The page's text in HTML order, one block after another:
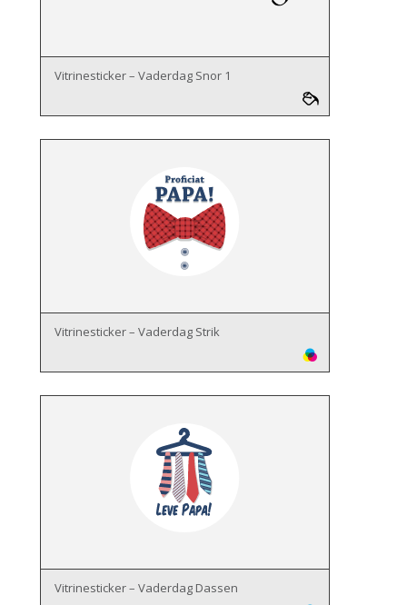
Vitrinesticker – Vaderdag Snor 1
Vitrinesticker – Vaderdag Strik
Vitrinesticker – Vaderdag Dassen